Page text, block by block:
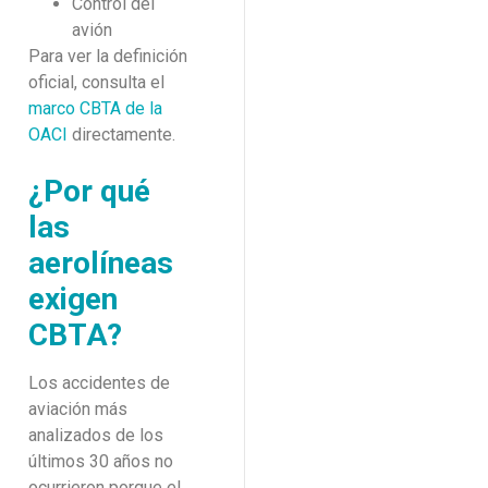
avión
Para ver la definición
oficial, consulta el
marco CBTA de la
OACI directamente.
¿Por qué
las
aerolíneas
exigen
CBTA?
Los accidentes de
aviación más
analizados de los
últimos 30 años no